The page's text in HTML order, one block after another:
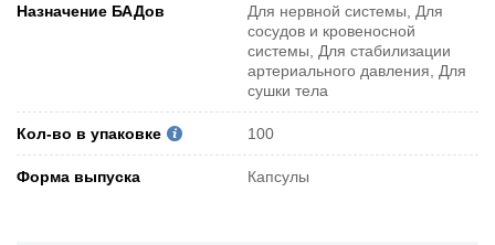
Назначение БАДов
Для нервной системы, Для
сосудов и кровеносной
системы, Для стабилизации
артериального давления, Для
сушки тела
Кол-во в упаковке 100
Форма выпуска Капсулы